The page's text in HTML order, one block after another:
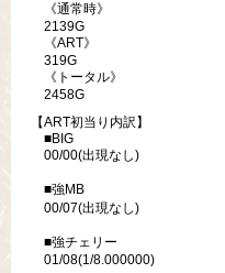
《通常時》
2139G
《ART》
319G
《トータル》
2458G
【ART初当り内訳】
■BIG
00/00(出現なし)
■強MB
00/07(出現なし)
■強チェリー
01/08(1/8.000000)